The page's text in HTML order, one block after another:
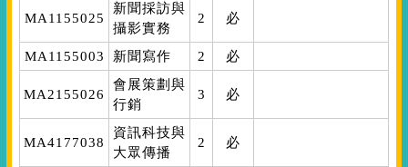
MA1155025
新聞採訪與
攝影實務
2 必
MA1155003 新聞寫作 2 必
MA2155026
會展策劃與
行銷
3 必
MA4177038
資訊科技與
大眾傳播
2 必